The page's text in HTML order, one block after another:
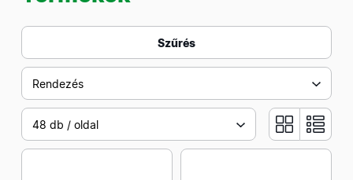
Szűrés
Rendezés
48 db / oldal